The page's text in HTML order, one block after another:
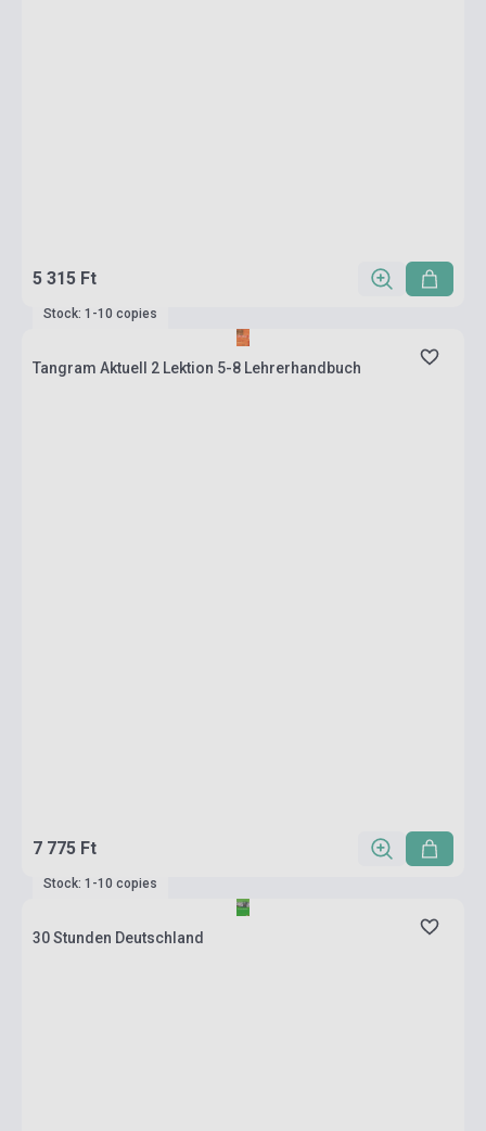
5 315 Ft
Stock: 1-10 copies
Tangram Aktuell 2 Lektion 5-8 Lehrerhandbuch
7 775 Ft
Stock: 1-10 copies
30 Stunden Deutschland